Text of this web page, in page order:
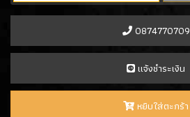
- Double Eagle Rifle AEG(1)
- Snowwolf AEG Rifle(2)
- Well Pro AEG(5)
0874770709
เเจ้งชำระเงิน
หยิบใส่ตะกร้า